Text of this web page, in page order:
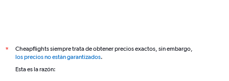
*
Cheapflights siempre trata de obtener precios exactos, sin embargo,
los precios no están garantizados.
Esta es la razón: